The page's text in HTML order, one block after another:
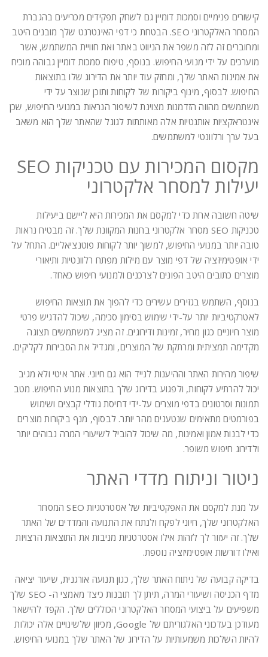
קישורים פנימיים וסמכות דומיין גם לשחק תפקידים מכריעים בהגברת
המסחר האלקטרוני SEO. הבטחת כי דפי האינטרנט שלך מובנים היטב
ומחוברים זה לזה משפר את הניווט באתר ואת חוויית המשתמש, אשר
מוערכים על ידי מנועי החיפוש. בנוסף, טיפוח סמכות דומיין גבוהה מוכיח
את אמינות האתר שלך, ומחזק עוד יותר את הדירוג שלו בתוצאות
החיפוש. לבסוף, מינוף ביקורות של לקוחות ותוכן שנוצר על ידי
משתמשים מהווה הזדמנות מצוינת לשיפור הנראות במנועי החיפוש, שכן
אינטראקציות אותנטיות אלה מאותתות לגוגל שהאתר שלך הוא משאב
בעל ערך ורלוונטי למשתמשים.
מקסום המכירות עם טכניקות SEO
יעילות למסחר אלקטרוני
שיטה חשובה אחת כדי למקסם את המכירות היא ליישם ביעילות
טכניקות SEO מסחר אלקטרוני בחנות המקוונת שלך. זה מבטיח נראות
טובה יותר במנועי החיפוש, למשוך יותר לקוחות פוטנציאליים. התחל על
ידי אופטימיזציה של דפי מוצר עם מילות מפתח רלוונטיות ותיאורי
מוצרים כתובים היטב הפונים לצרכנים ולמנועי חיפוש כאחד.
בנוסף, השתמש בגזירים עשירים כדי להפוך את תוצאות החיפוש
לאטרקטיביות יותר על-ידי שימוש בסימון סכימה, שיכול להדגיש פרטי
מוצר חיוניים כגון מחיר, זמינות ודירוגים. זה מציג למשתמשים תצוגה
מקדימה תמציתית ומרתקת של המוצרים, ומגדיל את הסבירות לקליקים.
שיפור מהירות האתר וההיענות לנייד הוא גם חיוני. אתר איטי ולא מגיב
יכול להרתיע לקוחות, ולפגוע בדירוג שלך בתוצאות מנוע החיפוש. מטב
תמונות וסרטונים בדפי מוצרים על-ידי דחיסת גודלי קבצים ושימוש
בפורמטים מתאימים שנטענים מהר יותר. לבסוף, מנף ביקורות מוצרים
כדי לבנות אמון ואמינות, מה שיכול להוביל לשיעורי המרה גבוהים יותר
ולדירוג חיפוש משופר.
ניטור וניתוח מדדי האתר
על מנת למקסם את האפקטיביות של אסטרטגיות SEO המסחר
האלקטרוני שלך, חיוני לפקח ולנתח את התנועה והמדדים של האתר
שלך. זה יעזור לך לזהות אילו אסטרטגיות מניבות את התוצאות הרצויות
ואילו דורשות אופטימיזציה נוספת.
בדיקה קבועה של ניתוח האתר שלך, כגון תנועה אורגנית, שיעור יציאה
מדף הכניסה ושיעורי המרה, תיתן לך תובנות כיצד מאמצי ה- SEO שלך
משפיעים על ביצועי המסחר האלקטרוני הכוללים שלך. הקפד להישאר
מעודכן בעדכוני האלגוריתם של Google, מכיוון שלשינויים אלה יכולות
להיות השלכות משמעותיות על הדירוג של האתר שלך במנועי החיפוש.